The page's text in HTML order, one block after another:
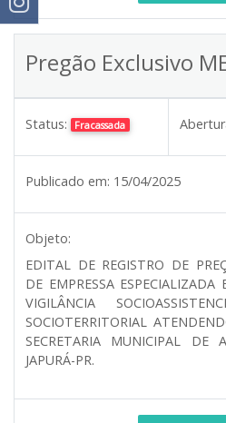
Pregão Exclusivo
Status: Fracassada
Publicado em: 15/04/2025
Objeto:
EDITAL DE REGISTRO DE
DE EMPRESSA
VIGILÂNCIA
SOCIOTERRITORIAL
SECRETARIA MUNICIPAL DE
JAPURÁ-PR.